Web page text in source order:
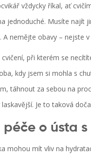
vždycky říkal, ať
jednoduché. Musíte najít
nemějte obavy – nejste
při kterém se
kdy jsem si mohla s
táhnout za sebou na
Je to taková
péče o ústa
mohou mít vliv na